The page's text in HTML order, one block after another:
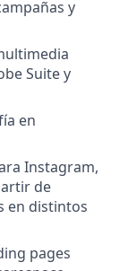
y
Suitey
en
Instagram,
de
en distintos
pages